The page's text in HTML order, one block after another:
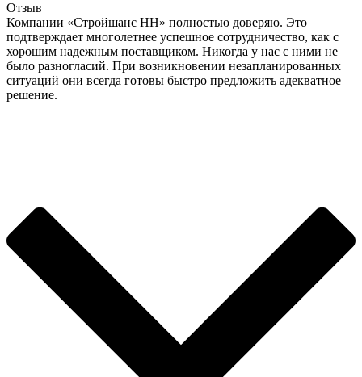
Отзыв
Компании «Стройшанс НН» полностью доверяю. Это
подтверждает многолетнее успешное сотрудничество, как с
хорошим надежным поставщиком. Никогда у нас с ними не
было разногласий. При возникновении незапланированных
ситуаций они всегда готовы быстро предложить адекватное
решение.